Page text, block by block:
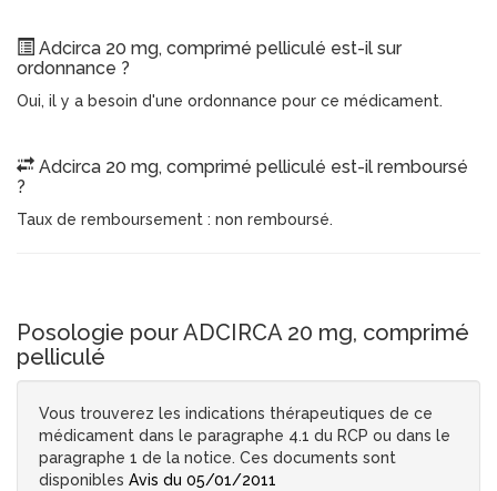
Adcirca 20 mg, comprimé pelliculé est-il sur
ordonnance ?
Oui, il y a besoin d'une ordonnance pour ce médicament.
Adcirca 20 mg, comprimé pelliculé est-il remboursé
?
Taux de remboursement : non remboursé.
Posologie pour ADCIRCA 20 mg, comprimé
pelliculé
Vous trouverez les indications thérapeutiques de ce
médicament dans le paragraphe 4.1 du RCP ou dans le
paragraphe 1 de la notice. Ces documents sont
disponibles Avis du 05/01/2011